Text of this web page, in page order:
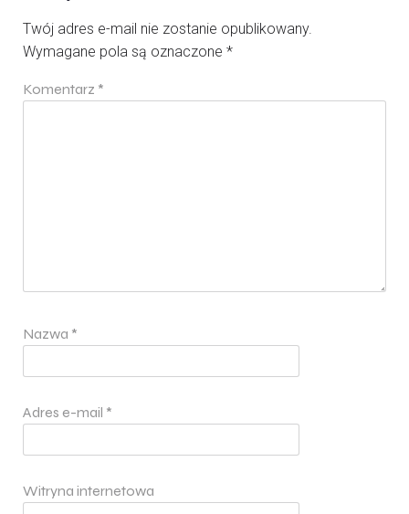
Twój adres e-mail nie zostanie opublikowany.
Wymagane pola są oznaczone *
Komentarz *
Nazwa *
Adres e-mail *
Witryna internetowa